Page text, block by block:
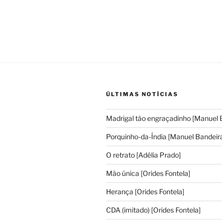
ÚLTIMAS NOTÍCIAS
Madrigal tão engraçadinho [Manuel
Porquinho-da-Índia [Manuel
O retrato [Adélia Prado]
Mão única [Orides Fontela]
Herança [Orides Fontela]
CDA (imitado) [Orides Fontela]